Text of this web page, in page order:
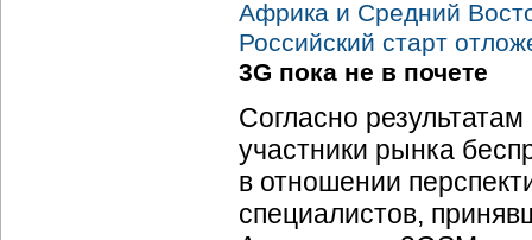
Африка и Средний
Российский старт
3G пока не в почете
Согласно
участники рынка
в отношении
специалистов,